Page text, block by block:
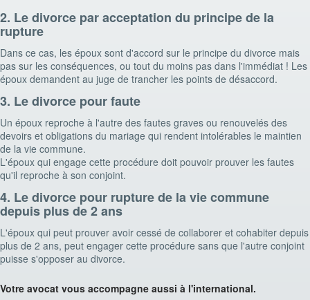
2. Le divorce par acceptation du principe de la
rupture
Dans ce cas, les époux sont d'accord sur le principe du divorce mais
pas sur les conséquences, ou tout du moins pas dans l'immédiat ! Les
époux demandent au juge de trancher les points de désaccord.
3. Le divorce pour faute
Un époux reproche à l'autre des fautes graves ou renouvelés des
devoirs et obligations du mariage qui rendent intolérables le maintien
de la vie commune.
L'époux qui engage cette procédure doit pouvoir prouver les fautes
qu'il reproche à son conjoint.
4. Le divorce pour rupture de la vie commune
depuis plus de 2 ans
L'époux qui peut prouver avoir cessé de collaborer et cohabiter depuis
plus de 2 ans, peut engager cette procédure sans que l'autre conjoint
puisse s'opposer au divorce.
Votre avocat vous accompagne aussi à l'international.